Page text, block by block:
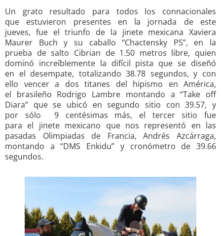
Un grato resultado para todos los connacionales
que estuvieron presentes en la jornada de este
jueves, fue el triunfo de la jinete mexicana Xaviera
Maurer Buch y su caballo “Chactensky PS”, en la
prueba de salto Cibrian de 1.50 metros libre, quien
dominó increíblemente la difícil pista que se diseñó
en el desempate, totalizando 38.78 segundos, y con
ello vencer a dos titanes del hipismo en América,
el brasileño Rodrigo Lambre montando a “Take off
Diara” que se ubicó en segundo sitio con 39.57, y
por sólo 9 centésimas más, el tercer sitio fue
para el jinete mexicano que nos representó en las
pasadas Olimpiadas de Francia, Andrés Azcárraga,
montando a “DMS Enkidu” y cronómetro de 39.66
segundos.